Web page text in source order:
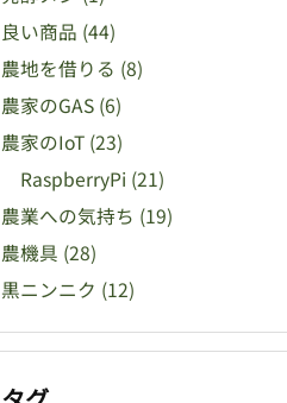
良い商品 (44)
農地を借りる (8)
農家のGAS (6)
農家のIoT (23)
RaspberryPi (21)
農業への気持ち (19)
農機具 (28)
黒ニンニク (12)